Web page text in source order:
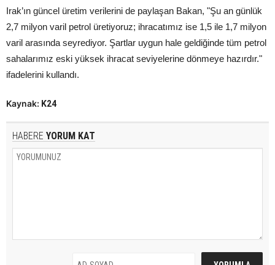
Irak’ın güncel üretim verilerini de paylaşan Bakan, "Şu an günlük
2,7 milyon varil petrol üretiyoruz; ihracatımız ise 1,5 ile 1,7 milyon
varil arasında seyrediyor. Şartlar uygun hale geldiğinde tüm petrol
sahalarımız eski yüksek ihracat seviyelerine dönmeye hazırdır."
ifadelerini kullandı.
Kaynak: K24
HABERE YORUM KAT